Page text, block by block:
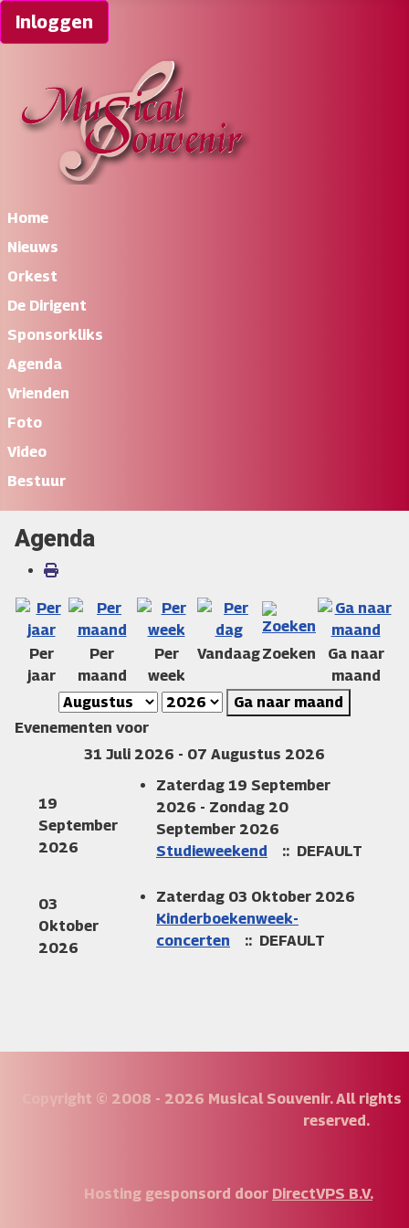
Inloggen
Home
Nieuws
Orkest
De Dirigent
Sponsorkliks
Agenda
Vrienden
Foto
Video
Bestuur
Agenda
Per
jaar
Per
maand
Per
week
VandaagZoeken
Ga naar
maand
Ga naar maand
Evenementen voor
31 Juli 2026 - 07 Augustus 2026
19
September
2026
Zaterdag 19 September
2026 - Zondag 20
September 2026
Studieweekend
:: DEFAULT
03
Oktober
2026
Zaterdag 03 Oktober 2026
Kinderboekenweek-
concerten
:: DEFAULT
Copyright © 2008 - 2026 Musical Souvenir. All rights
reserved.
Hosting gesponsord door DirectVPS B.V.